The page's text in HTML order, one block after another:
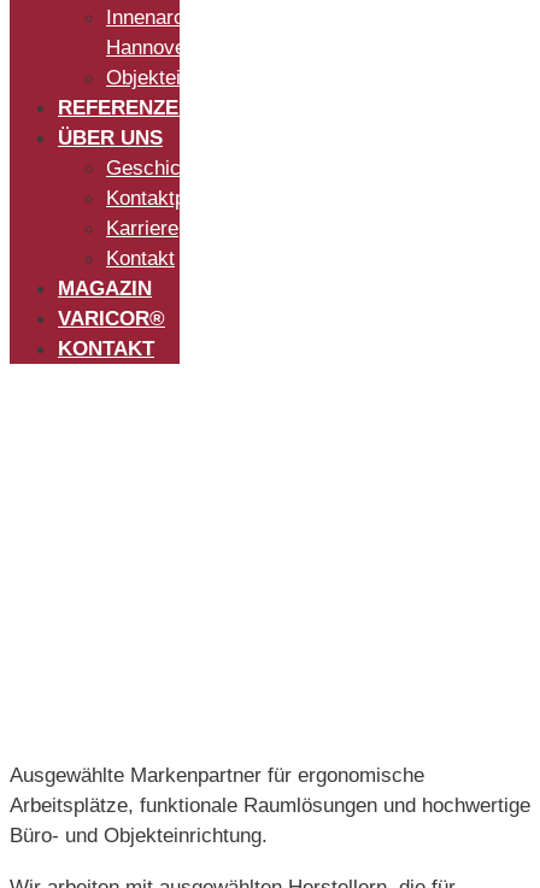
Innenarchitekt
Hannover
Objekteinrichtung
REFERENZEN
ÜBER UNS
Geschichte
Kontaktpersonen
Karriere
Kontakt
MAGAZIN
VARICOR®
KONTAKT
Ausgewählte Markenpartner für ergonomische
Arbeitsplätze, funktionale Raumlösungen und hochwertige
Büro- und Objekteinrichtung.